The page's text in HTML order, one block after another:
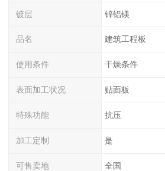
镀层 锌铝镁
品名 建筑工程板
使用条件 干燥条件
表面加工状况 贴面板
特殊功能 抗压
加工定制 是
可售卖地 全国